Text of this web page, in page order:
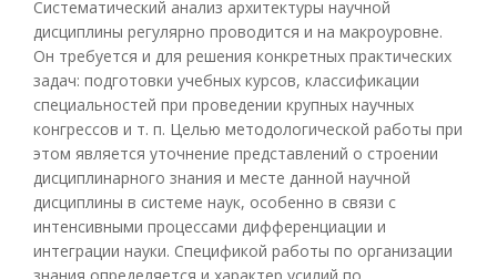
Систематический анализ архитектуры научной
дисциплины регулярно проводится и на макроуровне.
Он требуется и для решения конкретных практических
задач: подготовки учебных курсов, классификации
специальностей при проведении крупных научных
конгрессов и т. п. Целью методологической работы при
этом является уточнение представлений о строении
дисциплинарного знания и месте данной научной
дисциплины в системе наук, особенно в связи с
интенсивными процессами дифференциации и
интеграции науки. Спецификой работы по организации
знания определяется и характер усилий по